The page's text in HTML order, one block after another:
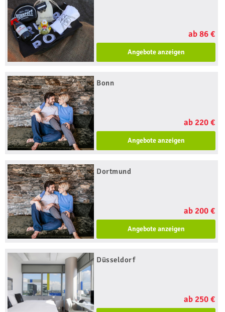
ab 86 €
Angebote anzeigen
Bonn
ab 220 €
Angebote anzeigen
Dortmund
ab 200 €
Angebote anzeigen
Düsseldorf
ab 250 €